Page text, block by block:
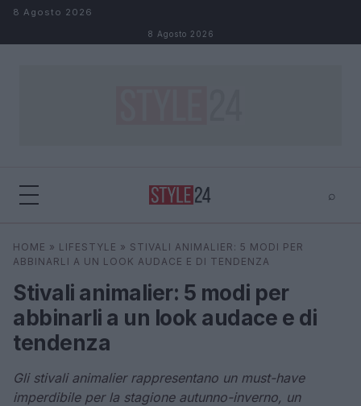
Salta al contenuto
8 Agosto 2026
8 Agosto 2026
⌕
Cerca ⌕
HOME » LIFESTYLE » STIVALI ANIMALIER: 5 MODI PER
ABBINARLI A UN LOOK AUDACE E DI TENDENZA
Stivali animalier: 5 modi per
abbinarli a un look audace e di
tendenza
Gli stivali animalier rappresentano un must-have
imperdibile per la stagione autunno-inverno, un